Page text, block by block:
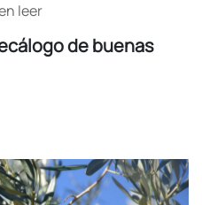
leer
de buenas